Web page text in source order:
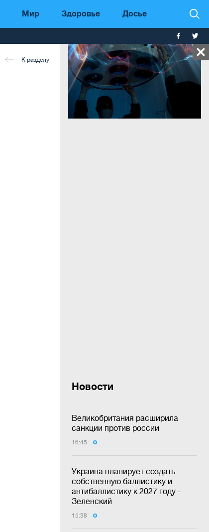
Мир Здоровье Досье
Новости
Великобритания расширила
санкции против россии
16:45
Украина планирует создать
собственную баллистику и
антибаллистику к 2027 году -
Зеленский
15:38
К разделу